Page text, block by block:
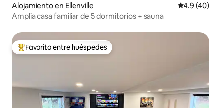
Alojamiento en Ellenville Calificación
4.9 (40)
Amplia casa familiar de 5 dormitorios + sauna
Favorito entre huéspedes preferido
Favorito entre huéspedes